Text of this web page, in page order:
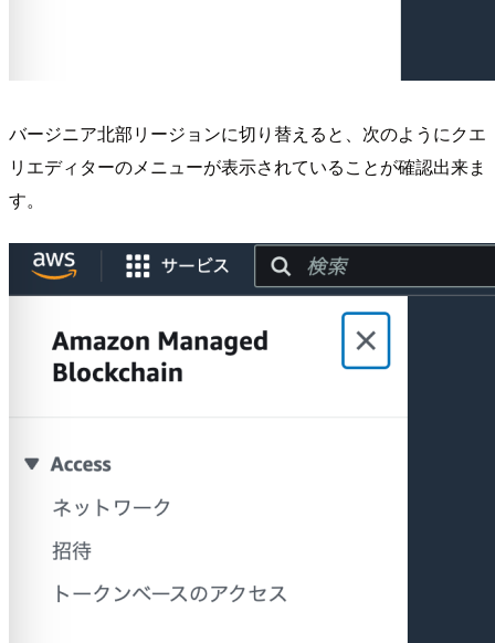
バージニア北部リージョンに切り替えると、次のようにクエ
リエディターのメニューが表示されていることが確認出来ま
す。